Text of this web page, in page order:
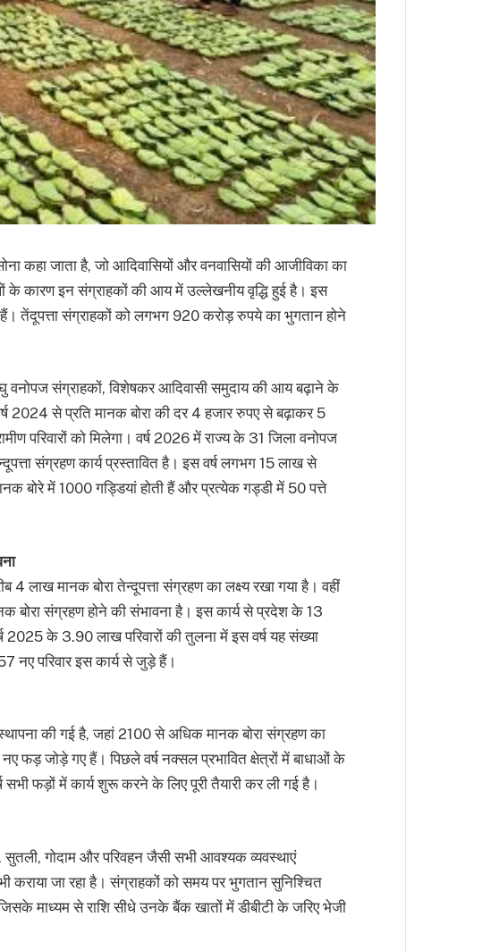
कहा जाता है, जो आदिवासियों और वनवासियों की आजीविका का
के कारण इन संग्राहकों की आय में उल्लेखनीय वृद्धि हुई है। इस
तेंदूपत्ता संग्राहकों को लगभग 920 करोड़ रुपये का भुगतान होने
वनोपज संग्राहकों, विशेषकर आदिवासी समुदाय की आय बढ़ाने के
2024 से प्रति मानक बोरा की दर 4 हजार रुपए से बढ़ाकर 5
परिवारों को मिलेगा। वर्ष 2026 में राज्य के 31 जिला वनोपज
संग्रहण कार्य प्रस्तावित है। इस वर्ष लगभग 15 लाख से
बोरे में 1000 गड्डियां होती हैं और प्रत्येक गड्डी में 50 पत्ते
लाख मानक बोरा तेन्दूपत्ता संग्रहण का लक्ष्य रखा गया है। वहीं
बोरा संग्रहण होने की संभावना है। इस कार्य से प्रदेश के 13
के 3.90 लाख परिवारों की तुलना में इस वर्ष यह संख्या
परिवार इस कार्य से जुड़े हैं।
की गई है, जहां 2100 से अधिक मानक बोरा संग्रहण का
फड़ जोड़े गए हैं। पिछले वर्ष नक्सल प्रभावित क्षेत्रों में बाधाओं के
फड़ों में कार्य शुरू करने के लिए पूरी तैयारी कर ली गई है।
सुतली, गोदाम और परिवहन जैसी सभी आवश्यक व्यवस्थाएं
कराया जा रहा है। संग्राहकों को समय पर भुगतान सुनिश्चित
माध्यम से राशि सीधे उनके बैंक खातों में डीबीटी के जरिए भेजी